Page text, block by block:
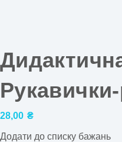
28,00 ₴
Додати до списку бажань